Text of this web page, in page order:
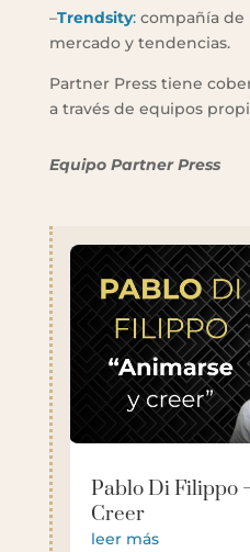
–Trendsity:compañía de
mercado y tendencias.
Partner Press tiene
a través de equipos
Equipo Partner Press
Pablo Di Filippo
Creer
leer más